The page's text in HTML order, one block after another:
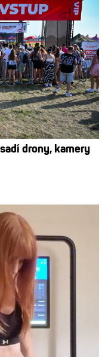
drony, kamery